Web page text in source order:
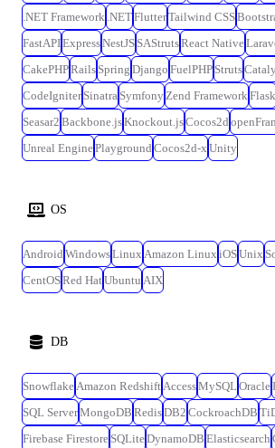
.NET Framework .NETFlutterTailwind CSS
FastAPIExpressNestJS SAStrutsReact Native
CakePHPRails Spring Django FuelPHP Struts
CodeIgniter Sinatra Symfony Zend Framework Flask
Seasar2 Backbone.jsKnockout.jsCocos2d
Unreal EnginePlayground Cocos2d-x Unity
OS
Android WindowsLinux Amazon Linux iOSUnix
CentOSRed HatUbuntu AIX
DB
Snowflake Amazon Redshift AccessMySQL Oracle
SQL ServerMongoDB RedisDB2 CockroachDB
Firebase Firestore SQLiteDynamoDB Elasticsearch